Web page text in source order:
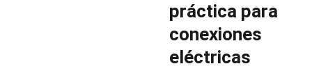
práctica para
conexiones
eléctricas